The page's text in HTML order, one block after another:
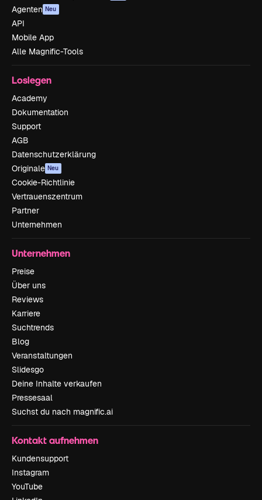
Agenten Neu
API
Mobile App
Alle Magnific-Tools
Loslegen
Academy
Dokumentation
Support
AGB
Datenschutzerklärung
Originale Neu
Cookie-Richtlinie
Vertrauenszentrum
Partner
Unternehmen
Unternehmen
Preise
Über uns
Reviews
Karriere
Suchtrends
Blog
Veranstaltungen
Slidesgo
Deine Inhalte verkaufen
Pressesaal
Suchst du nach magnific.ai
Kontakt aufnehmen
Kundensupport
Instagram
YouTube